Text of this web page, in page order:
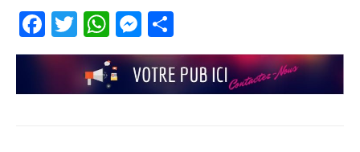
Facebook
Twitter
WhatsApp
Messenger